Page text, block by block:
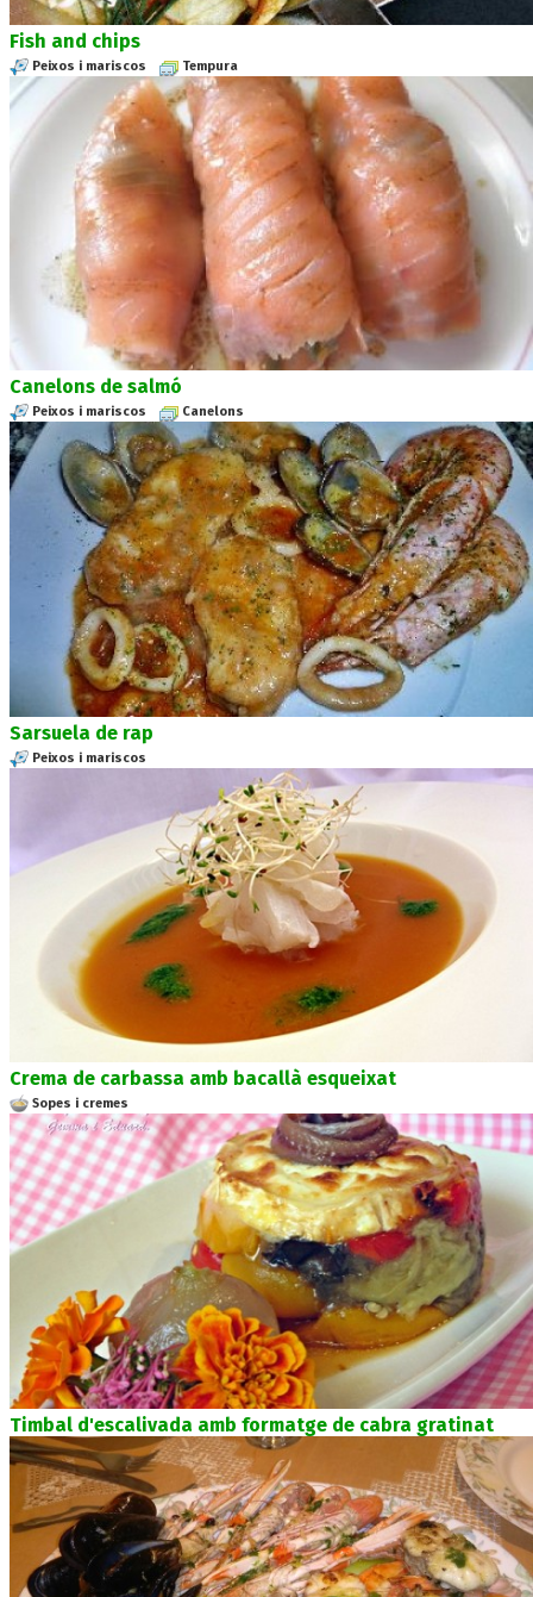
Fish and chips
Peixos i mariscos Tempura
Canelons de salmó
Peixos i mariscos Canelons
Sarsuela de rap
Peixos i mariscos
Crema de carbassa amb bacallà esqueixat
Sopes i cremes
Timbal d'escalivada amb formatge de cabra gratinat